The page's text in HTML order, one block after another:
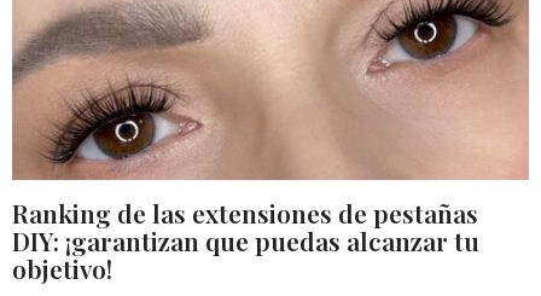
Ranking de las extensiones de pestañas
DIY: ¡garantizan que puedas alcanzar tu
objetivo!